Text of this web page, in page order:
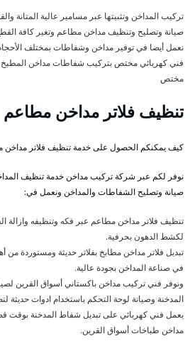
تركيب المداخن وتثبيتها عبر مسامير عالية المتانة
صيانة وتصليح وتنظيف مداخن مطاعم وتغير كافة القطع
نعمل أيضا في توفير مداخن وشفاطات بمختلف
فني كهربائي مختص بتركيب شفاطات مداخن المطبخ
مختص
تنظيف فلاتر مداخن مطاعم
كيف يمكنكم الحصول على خدمة تنظيف فلاتر مداخن
نوفر لكم عبر شركة تركيب مداخن خدمة تنظيف
صيانة وتصليح الشفاطات والمداخن ونعمل في:
تنظيف فلاتر مداخن مطاعم عبر فكه وتنظيفه وازالة
لكشط الدهون بحرفية.
تبديل فلاتر مداخن مطابخ بفلاتر حديثة ومستوردة من
في صناعة المداخن بجودة عالية.
ونوفر فني تركيب مداخن باكستاني أسواق القرين
المدخنة وصيانة لوحة التحكم باستخدام ادوات حديثة
يعمل فني كهربائي على تبديل شفاط المدخنة بوقت
مداخن طباخات أسواق القرين.